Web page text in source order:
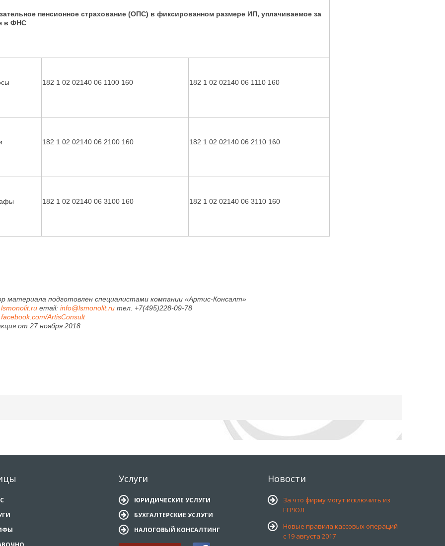
пенсионное страхование (ОПС) в фиксированном размере ИП, уплачиваемое за
в ФНС
182 1 02 02140 06 1100 160 182 1 02 02140 06 1110 160
182 1 02 02140 06 2100 160 182 1 02 02140 06 2110 160
182 1 02 02140 06 3100 160 182 1 02 02140 06 3110 160
материала подготовлен специалистами компании «Артис-Консалт»
email: info@lsmonolit.ru тел. +7(495)228-09-78
ArtisConsult
от 27 ноября 2018
Услуги
ЮРИДИЧЕСКИЕ УСЛУГИ
БУХГАЛТЕРСКИЕ УСЛУГИ
НАЛОГОВЫЙ КОНСАЛТИНГ
Новости
За что фирму могут исключить из
ЕГРЮЛ
Новые правила кассовых операций
с 19 августа 2017